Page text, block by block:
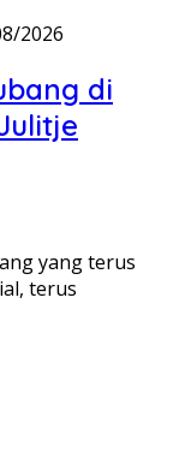
2026
di
yang terus
terus